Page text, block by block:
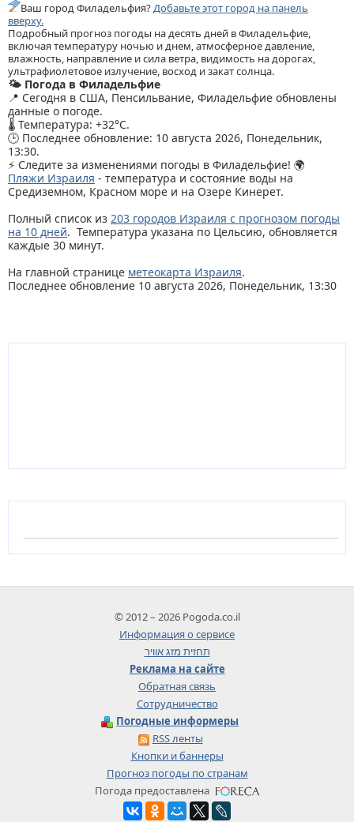
Ваш город Филадельфия?Добавьте этот город на панель
вверху.
Подробный прогноз погоды на десять дней в Филадельфие,
включая температуру ночью и днем, атмосферное давление,
влажность, направление и сила ветра, видимость на дорогах,
ультрафиолетовое излучение, восход и закат солнца.
🌤️ Погода в Филадельфие
📍 Сегодня в США, Пенсильвание, Филадельфие обновлены
данные о погоде.
🌡️ Температура: +32°C.
🕒 Последнее обновление: 10 августа 2026, Понедельник,
13:30.
⚡ Следите за изменениями погоды в Филадельфие! 🌍
Пляжи Израиля - температура и состояние воды на
Средиземном, Красном море и на Озере Кинерет.
Полный список из 203 городов Израиля с прогнозом погоды
на 10 дней. Температура указана по Цельсию, обновляется
каждые 30 минут.
На главной странице метеокарта Израиля.
Последнее обновление 10 августа 2026, Понедельник, 13:30
© 2012 – 2026 Pogoda.co.il
Информация о сервисе
תחזית מזג אוויר
Реклама на сайте
Обратная связь
Сотрудничество
Погодные информеры
RSS ленты
Кнопки и баннеры
Прогноз погоды по странам
Погода предоставлена